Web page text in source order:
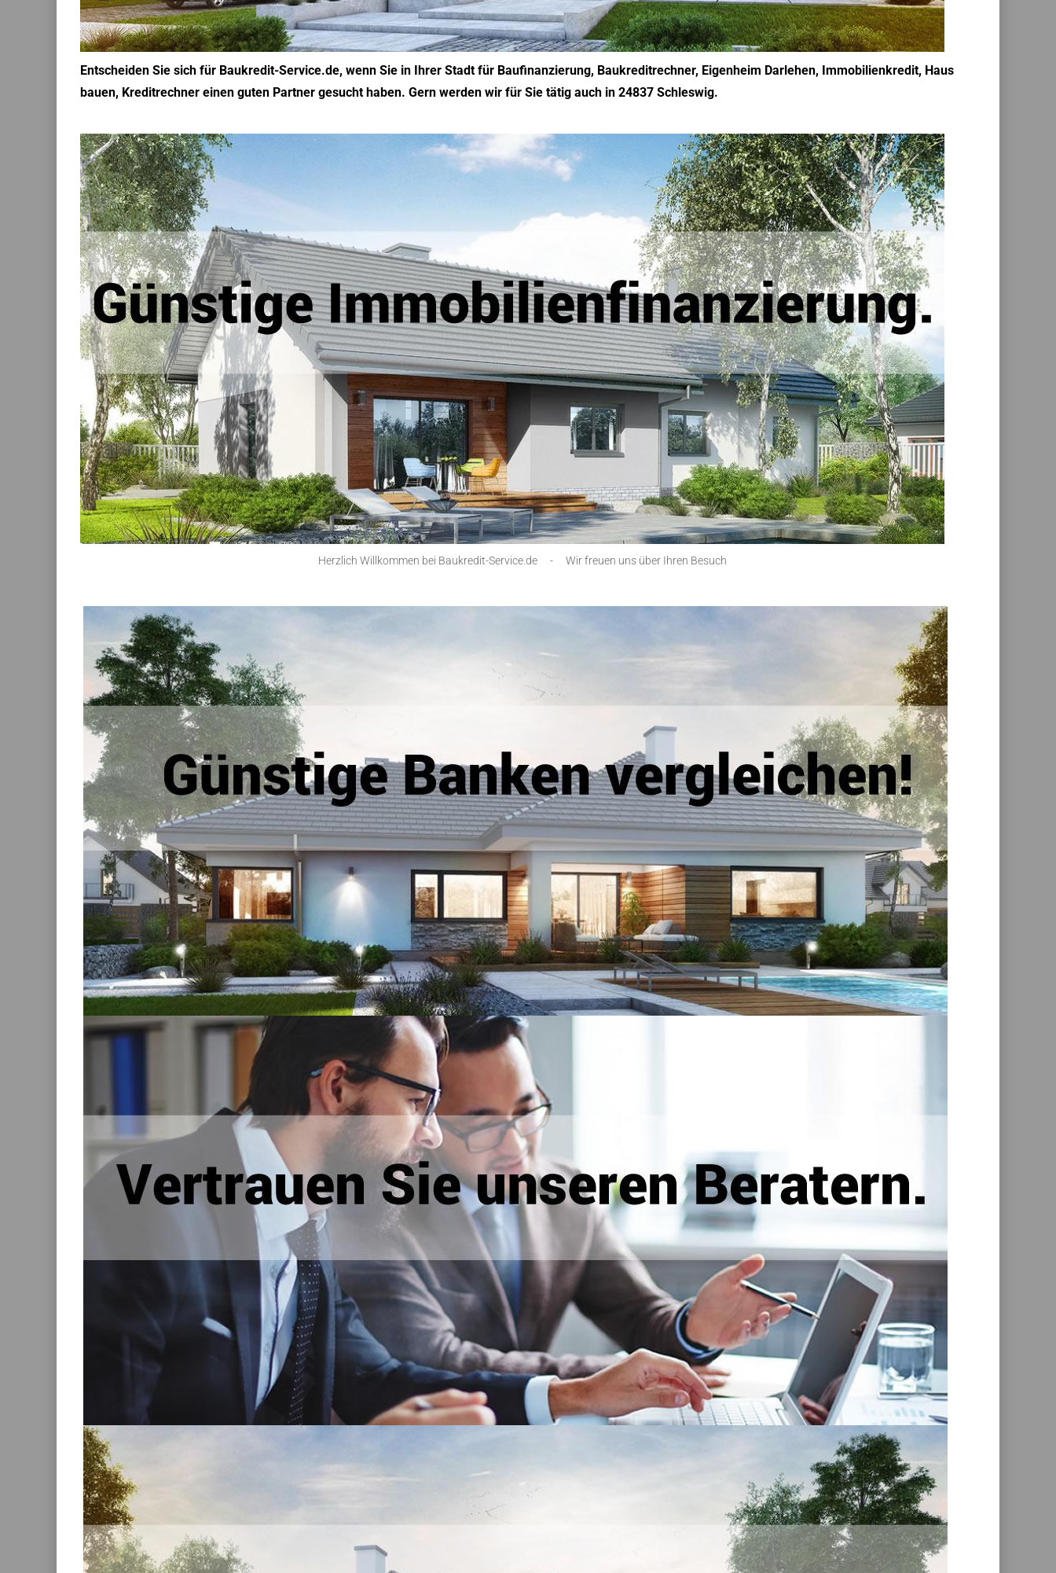
Entscheiden Sie sich für Baukredit-Service.de, wenn Sie in Ihrer Stadt für Baufinanzierung, Baukreditrechner, Eigenheim Darlehen, Immobilienkredit, Haus
bauen, Kreditrechner einen guten Partner gesucht haben. Gern werden wir für Sie tätig auch in 24837 Schleswig.
Herzlich Willkommen bei Baukredit-Service.de - Wir freuen uns über Ihren Besuch